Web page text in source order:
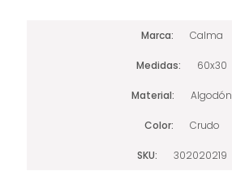
Marca Calma
Medidas 60x30
Material Algodón
Color Crudo
SKU 302020219